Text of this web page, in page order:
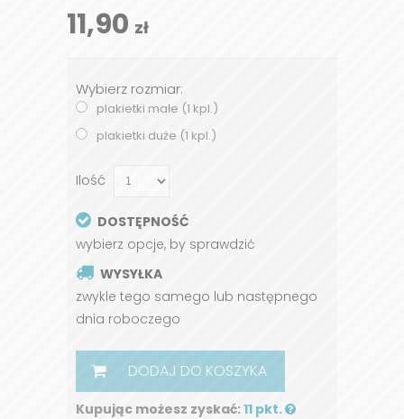
11,90 zł
Wybierz rozmiar:
plakietki małe (1 kpl.)
plakietki duże (1 kpl.)
Ilość
DOSTĘPNOŚĆ
wybierz opcje, by sprawdzić
WYSYŁKA
zwykle tego samego lub następnego
dnia roboczego
DODAJ DO KOSZYKA
Kupując możesz zyskać: 11 pkt.